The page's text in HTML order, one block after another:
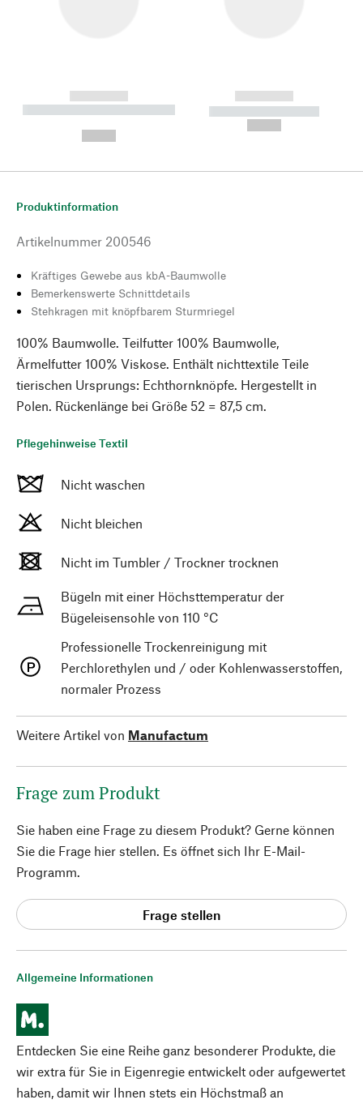
------------
----------- ----------- --------
------------
----------- -----------
Allgemeine Informationen
Entdecken Sie eine Reihe ganz besonderer Produkte, die
wir extra für Sie in Eigenregie entwickelt oder aufgewertet
haben, damit wir Ihnen stets ein Höchstmaß an
Produktinformation
Artikelnummer 200546
Kräftiges Gewebe aus kbA-Baumwolle
Bemerkenswerte Schnittdetails
Stehkragen mit knöpfbarem Sturmriegel
100% Baumwolle. Teilfutter 100% Baumwolle,
Ärmelfutter 100% Viskose. Enthält nichttextile Teile
tierischen Ursprungs: Echthornknöpfe. Hergestellt in
Polen. Rückenlänge bei Größe 52 = 87,5 cm.
Pflegehinweise Textil
Nicht waschen
Nicht bleichen
Nicht im Tumbler / Trockner trocknen
Bügeln mit einer Höchsttemperatur der
Bügeleisensohle von 110 °C
Professionelle Trockenreinigung mit
Perchlorethylen und / oder Kohlenwasserstoffen,
normaler Prozess
Weitere Artikel von Manufactum
Frage zum Produkt
Sie haben eine Frage zu diesem Produkt? Gerne können
Sie die Frage hier stellen. Es öffnet sich Ihr E-Mail-
Programm.
Frage stellen